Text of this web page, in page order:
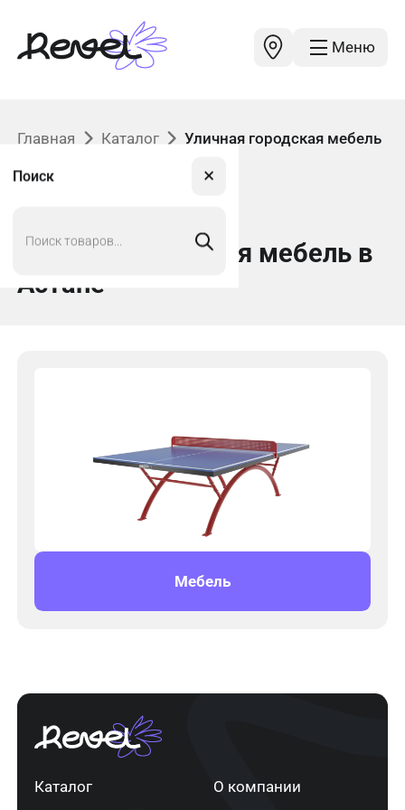
Меню
Поиск ✕
Главная Каталог Уличная городская мебель
Уличная городская мебель в
Астане
Мебель
Каталог О компании